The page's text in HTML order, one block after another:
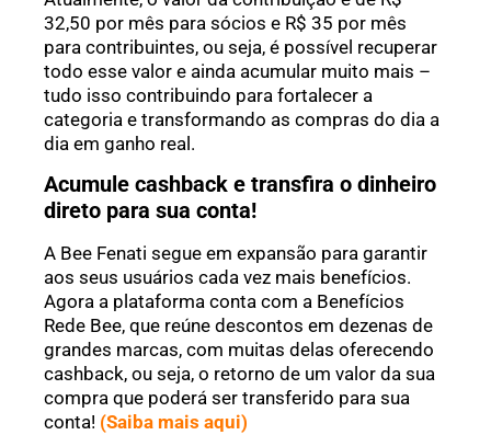
32,50 por mês para sócios e R$ 35 por mês
para contribuintes, ou seja, é possível recuperar
todo esse valor e ainda acumular muito mais –
tudo isso contribuindo para fortalecer a
categoria e transformando as compras do dia a
dia em ganho real.
Acumule cashback e transfira o dinheiro
direto para sua conta!
A Bee Fenati segue em expansão para garantir
aos seus usuários cada vez mais benefícios.
Agora a plataforma conta com a Benefícios
Rede Bee, que reúne descontos em dezenas de
grandes marcas, com muitas delas oferecendo
cashback, ou seja, o retorno de um valor da sua
compra que poderá ser transferido para sua
conta! (Saiba mais aqui)